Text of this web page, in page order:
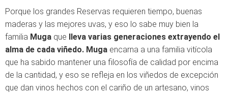
Porque los grandes Reservas requieren tiempo, buenas
maderas y las mejores uvas, y eso lo sabe muy bien la
familia Muga que lleva varias generaciones extrayendo el
alma de cada viñedo. Muga encarna a una familia vitícola
que ha sabido mantener una filosofía de calidad por encima
de la cantidad, y eso se refleja en los viñedos de excepción
que dan vinos hechos con el cariño de un artesano, vinos